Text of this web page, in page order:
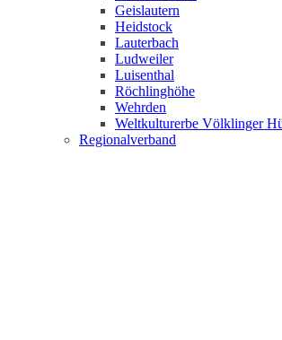
Geislautern
Heidstock
Lauterbach
Ludweiler
Luisenthal
Röchlinghöhe
Wehrden
Weltkulturerbe Völklinger
Regionalverband